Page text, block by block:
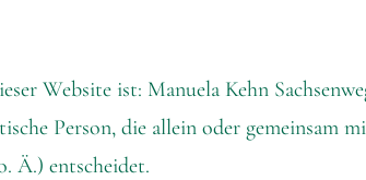
Website ist: Manuela Kehn
Person, die allein oder gemeinsam
Ä.) entscheidet.